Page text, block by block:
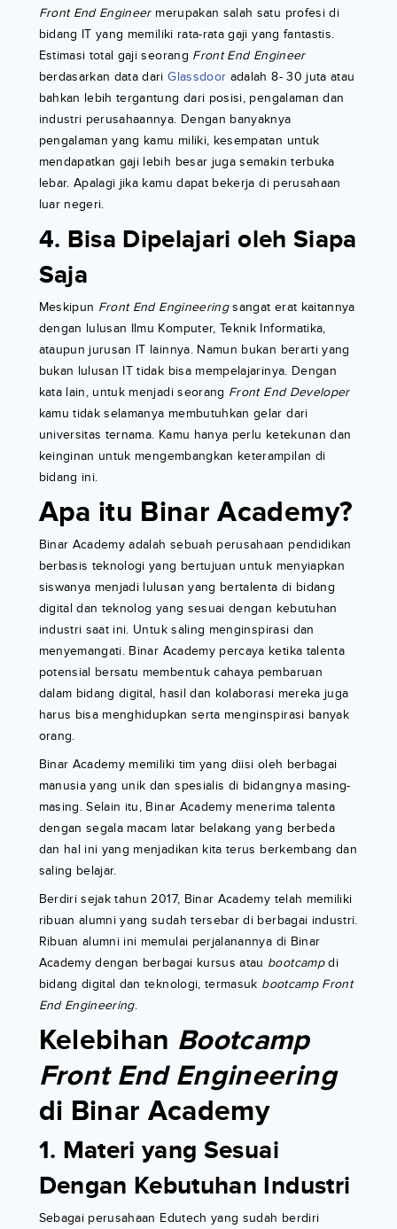
Front End Engineermerupakan salah satu profesi di
bidang IT yang memiliki rata-rata gaji yang fantastis.
Estimasi total gaji seorang Front End Engineer
berdasarkan data dariGlassdoor adalah 8- 30 juta atau
bahkan lebih tergantung dari posisi, pengalaman dan
industri perusahaannya. Dengan banyaknya
pengalaman yang kamu miliki, kesempatan untuk
mendapatkan gaji lebih besar juga semakin terbuka
lebar. Apalagi jika kamu dapat bekerja di perusahaan
luar negeri.
4. Bisa Dipelajari oleh Siapa
Saja
Meskipun Front End Engineeringsangat erat kaitannya
dengan lulusan Ilmu Komputer, Teknik Informatika,
ataupun jurusan IT lainnya. Namun bukan berarti yang
bukan lulusan IT tidak bisa mempelajarinya. Dengan
kata lain, untuk menjadi seorang Front End Developer
kamu tidak selamanya membutuhkan gelar dari
universitas ternama. Kamu hanya perlu ketekunan dan
keinginan untuk mengembangkan keterampilan di
bidang ini.
Apa itu Binar Academy?
Binar Academy adalah sebuah perusahaan pendidikan
berbasis teknologi yang bertujuan untuk menyiapkan
siswanya menjadi lulusan yang bertalenta di bidang
digital dan teknolog yang sesuai dengan kebutuhan
industri saat ini. Untuk saling menginspirasi dan
menyemangati. Binar Academy percaya ketika talenta
potensial bersatu membentuk cahaya pembaruan
dalam bidang digital, hasil dan kolaborasi mereka juga
harus bisa menghidupkan serta menginspirasi banyak
orang.
Binar Academy memiliki tim yang diisi oleh berbagai
manusia yang unik dan spesialis di bidangnya masing-
masing. Selain itu, Binar Academy menerima talenta
dengan segala macam latar belakang yang berbeda
dan hal ini yang menjadikan kita terus berkembang dan
saling belajar.
Berdiri sejak tahun 2017, Binar Academy telah memiliki
ribuan alumni yang sudah tersebar di berbagai industri.
Ribuan alumni ini memulai perjalanannya di Binar
Academy dengan berbagai kursus atau bootcampdi
bidang digital dan teknologi, termasuk bootcamp Front
End Engineering.
Kelebihan Bootcamp
Front End Engineering
di Binar Academy
1. Materi yang Sesuai
Dengan Kebutuhan Industri
Sebagai perusahaan Edutech yang sudah berdiri